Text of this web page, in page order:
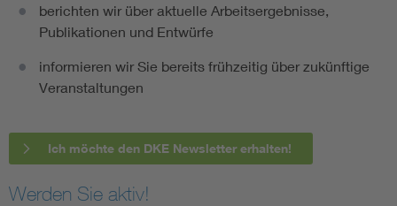
berichten wir über aktuelle Arbeitsergebnisse,
Publikationen und Entwürfe
informieren wir Sie bereits frühzeitig über zukünftige
Veranstaltungen
Ich möchte den DKE Newsletter erhalten!
Werden Sie aktiv!